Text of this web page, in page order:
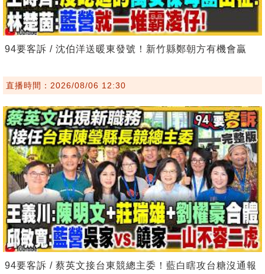
94要客訴 / 沈伯洋送暖東發號！新竹縣鄭朝方有機會贏
直播時間：2026/08/06 12:30
94要客訴 / 蔡英文接台東競總主委！藍白瞎攻台糖沒通報